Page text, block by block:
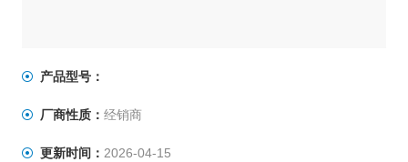
产品型号：
厂商性质： 经销商
更新时间： 2026-04-15